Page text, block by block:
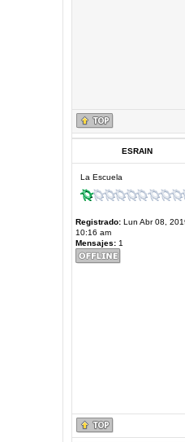
ESRAIN
La Escuela
Registrado:Lun Abr 08,
10:16 am
Mensajes:1